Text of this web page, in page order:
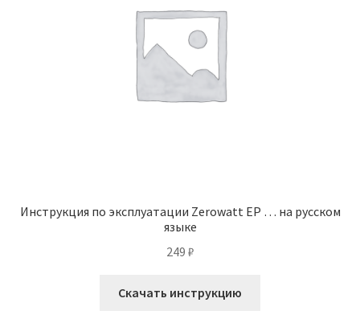
Инструкция по эксплуатации Zerowatt EP … на русском
языке
249 ₽
Скачать инструкцию